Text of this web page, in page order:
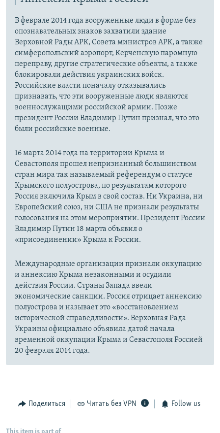
В феврале 2014 года вооруженные люди в форме без
опознавательных знаков захватили здание
Верховной Рады АРК, Совета министров АРК, а также
симферопольский аэропорт, Керченскую паромную
переправу, другие стратегические объекты, а также
блокировали действия украинских войск.
Российские власти поначалу отказывались
признавать, что эти вооруженные люди являются
военнослужащими российской армии. Позже
президент России Владимир Путин признал, что это
были российские военные.
16 марта 2014 года на территории Крыма и
Севастополя прошел непризнанный большинством
стран мира так называемый референдум о статусе
Крымского полуострова, по результатам которого
Россия включила Крым в свой состав. Ни Украина, ни
Европейский союз, ни США не признали результаты
голосования на этом мероприятии. Президент России
Владимир Путин 18 марта объявил о
«присоединении» Крыма к России.
Международные организации признали оккупацию
и аннексию Крыма незаконными и осудили
действия России. Страны Запада ввели
экономические санкции. Россия отрицает аннексию
полуострова и называет это «восстановлением
исторической справедливости». Верховная Рада
Украины официально объявила датой начала
временной оккупации Крыма и Севастополя Россией
20 февраля 2014 года.
Поделиться Читать без VPN Follow us